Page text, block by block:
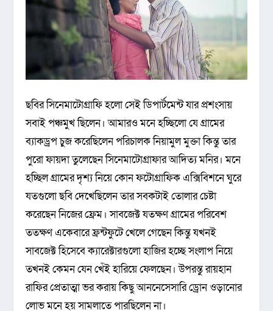
ছবির সিনেমাটোগ্রাফি হলো সেই ডিপার্টমেন্ট যার প্রশংসায়
সবাই পঞ্চমুখ ছিলেন। আমারও মনে হচ্ছিলো যে গ্রামের
ব্যাকড্রপ চুজ করেছিলেন পরিচালক নিয়ামুল মুক্তা কিন্তু তার
পুরো ফায়দা তুলেছেন সিনেমাটোগ্রাফার আদিত্য মনির। মনে
হচ্ছিল গ্রামের দৃশ্য নিয়ে কোন ফটোগ্রাফিক এক্সিবিশনে ঘুরে
যতগুলো ছবি দেখেছিলেন তার সবকটাই তোলার চেষ্টা
করেছেন নিজের ফ্রেম। সাবজেক্ট যতক্ষণ গ্রামের পরিবেশ
ততক্ষণ একেবারে ফ্রন্টফুটে খেলে গেছেন কিন্তু যখনই
সাবজেক্ট হিসেবে ক্যারেক্টারগুলো হাজির হচ্ছে সংলাপ নিয়ে
তখনই কেমন যেন খেঁই হারিয়ে ফেলছেন। উপরন্তু রায়হান
রাফির প্রেতাত্মা ভর করায় কিছু আননেসেসারি ড্রোন ওড়ানোর
লোভ মনে হয় সামলাতে পারছিলেন না।